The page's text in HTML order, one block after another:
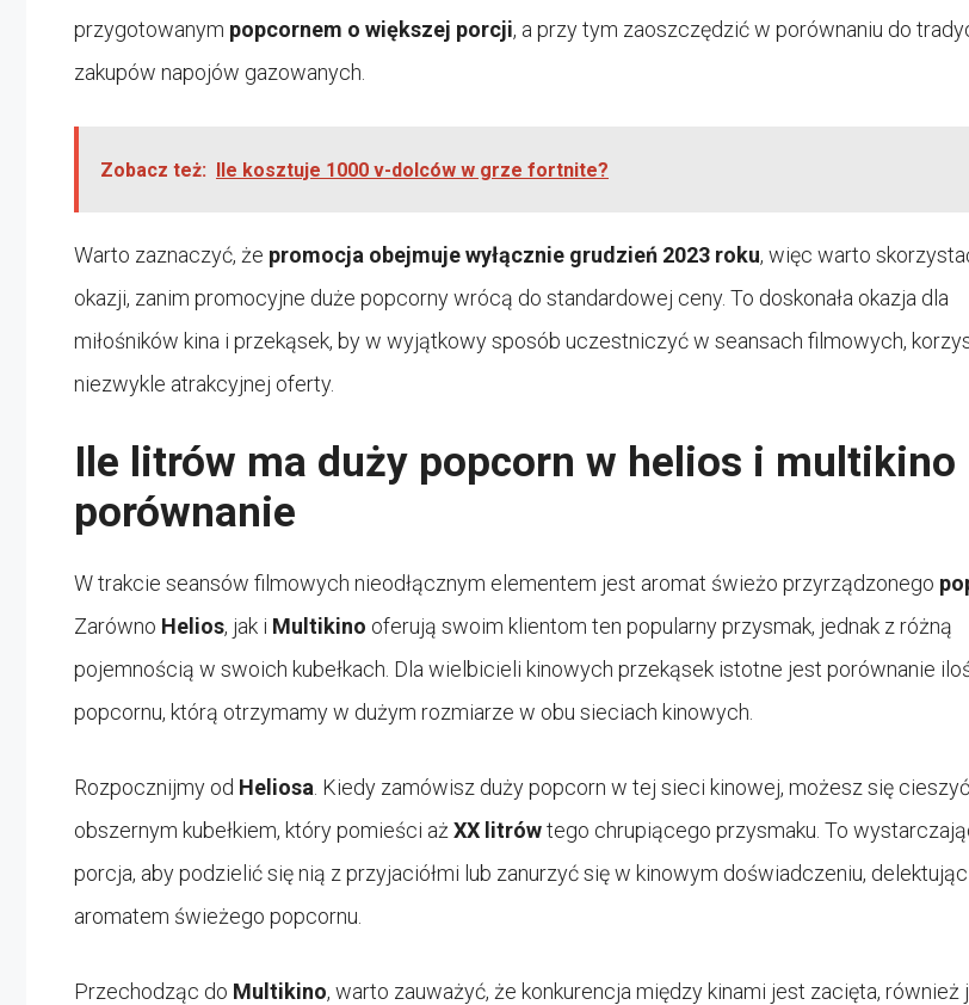
przygotowanym popcornem o większej porcji, a przy tym zaoszczędzić w porównaniu do
zakupów napojów gazowanych.
Zobacz też: Ile kosztuje 1000 v-dolców w grze fortnite?
Warto zaznaczyć, że promocja obejmuje wyłącznie grudzień 2023 roku, więc warto
okazji, zanim promocyjne duże popcorny wrócą do standardowej ceny. To doskonała okazja dla
miłośników kina i przekąsek, by w wyjątkowy sposób uczestniczyć w seansach filmowych,
niezwykle atrakcyjnej oferty.
Ile litrów ma duży popcorn w helios i multikino
porównanie
W trakcie seansów filmowych nieodłącznym elementem jest aromat świeżo przyrządzonego
Zarówno Helios, jak i Multikino oferują swoim klientom ten popularny przysmak, jednak z różną
pojemnością w swoich kubełkach. Dla wielbicieli kinowych przekąsek istotne jest porównanie
popcornu, którą otrzymamy w dużym rozmiarze w obu sieciach kinowych.
Rozpocznijmy od Heliosa . Kiedy zamówisz duży popcorn w tej sieci kinowej, możesz się cieszyć
obszernym kubełkiem, który pomieści aż XX litrówtego chrupiącego przysmaku. To
porcja, aby podzielić się nią z przyjaciółmi lub zanurzyć się w kinowym doświadczeniu,
aromatem świeżego popcornu.
Przechodząc do Multikino, warto zauważyć, że konkurencja między kinami jest zacięta, również